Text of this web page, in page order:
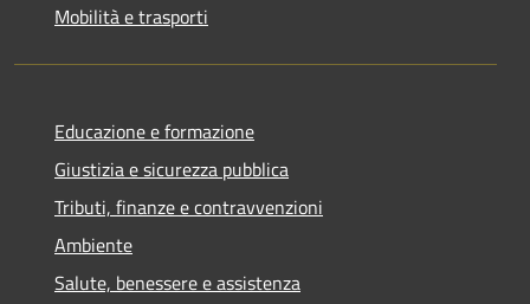
Mobilità e trasporti
Educazione e formazione
Giustizia e sicurezza pubblica
Tributi, finanze e contravvenzioni
Ambiente
Salute, benessere e assistenza